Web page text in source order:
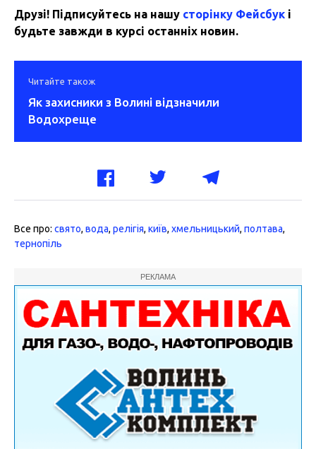
Друзі! Підписуйтесь на нашу сторінку Фейсбук і
будьте завжди в курсі останніх новин.
Читайте також
Як захисники з Волині відзначили
Водохреще
Все про: свято, вода, релігія, київ, хмельницький, полтава,
тернопіль
РЕКЛАМА